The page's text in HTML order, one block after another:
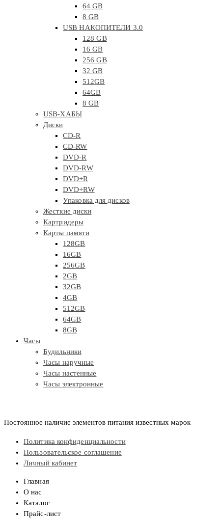
64 GB
8 GB
USB НАКОПИТЕЛИ 3.0
128 GB
16 GB
256 GB
32 GB
512GB
64GB
8 GB
USB-ХАБЫ
Диски
CD-R
CD-RW
DVD-R
DVD-RW
DVD+R
DVD+RW
Упаковка для дисков
Жесткие диски
Картридеры
Карты памяти
128GB
16GB
256GB
2GB
32GB
4GB
512GB
64GB
8GB
Часы
Будильники
Часы наручные
Часы настенные
Часы электронные
Постоянное наличие элементов питания известных марок
Политика конфиденциальности
Пользовательское соглашение
Личный кабинет
Главная
О нас
Каталог
Прайс-лист